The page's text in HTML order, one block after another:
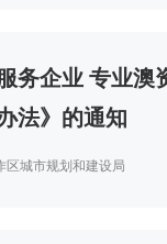
务企业 专业
法》的通知
区城市规划和建设局